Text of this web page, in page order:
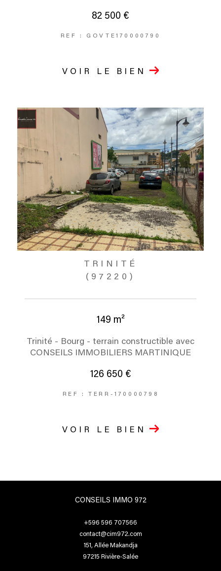
82 500 €
REF : GOVTE170000790
VOIR LE BIEN
TRINITÉ
(97220)
149 m²
Trinité - Bourg - terrain constructible avec
CONSEILS IMMOBILIERS MARTINIQUE
126 650 €
REF : TERR-170000798
VOIR LE BIEN
CONSEILS IMMO 972
+596 596 707566
contact@cim972.com
151, Allée Makandja
97215
Rivière-Salée